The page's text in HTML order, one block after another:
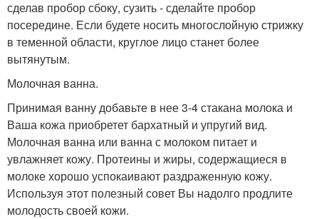
сделав пробор сбоку, сузить - сделайте пробор
посередине. Если будете носить многослойную стрижку
в теменной области, круглое лицо станет более
вытянутым.
Молочная ванна.
Принимая ванну добавьте в нее 3-4 стакана молока и
Ваша кожа приобретет бархатный и упругий вид.
Молочная ванна или ванна с молоком питает и
увлажняет кожу. Протеины и жиры, содержащиеся в
молоке хорошо успокаивают раздраженную кожу.
Используя этот полезный совет Вы надолго продлите
молодость своей кожи.